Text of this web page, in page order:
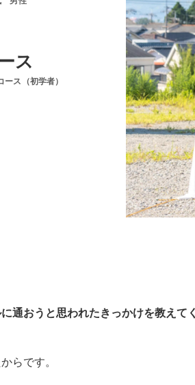
ス
ス（初学者）
通おうと思われたきっかけを教えて
らです。